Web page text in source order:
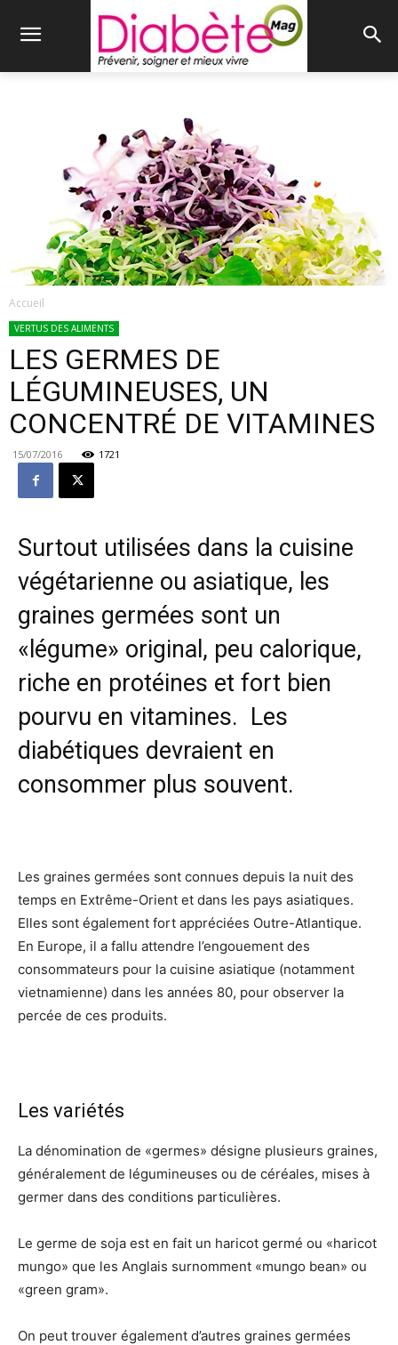
Accueil
VERTUS DES ALIMENTS
LES GERMES DE
LÉGUMINEUSES, UN
CONCENTRÉ DE VITAMINES
15/07/2016 1721
Surtout utilisées dans la cuisine
végétarienne ou asiatique, les
graines germées sont un
«légume» original, peu calorique,
riche en protéines et fort bien
pourvu en vitamines. Les
diabétiques devraient en
consommer plus souvent.
Les graines germées sont connues depuis la nuit des
temps en Extrême-Orient et dans les pays asiatiques.
Elles sont également fort appréciées Outre-Atlantique.
En Europe, il a fallu attendre l’engouement des
consommateurs pour la cuisine asiatique (notamment
vietnamienne) dans les années 80, pour observer la
percée de ces produits.
Les variétés
La dénomination de «germes» désigne plusieurs graines,
généralement de légumineuses ou de céréales, mises à
germer dans des conditions particulières.
Le germe de soja est en fait un haricot germé ou «haricot
mungo» que les Anglais surnomment «mungo bean» ou
«green gram».
On peut trouver également d’autres graines germées